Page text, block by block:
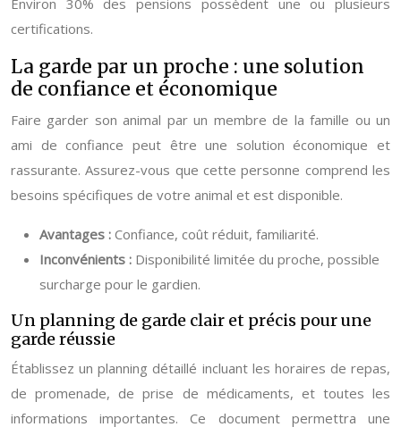
Environ 30% des pensions possèdent une ou plusieurs
certifications.
La garde par un proche : une solution
de confiance et économique
Faire garder son animal par un membre de la famille ou un
ami de confiance peut être une solution économique et
rassurante. Assurez-vous que cette personne comprend les
besoins spécifiques de votre animal et est disponible.
Avantages : Confiance, coût réduit, familiarité.
Inconvénients : Disponibilité limitée du proche, possible
surcharge pour le gardien.
Un planning de garde clair et précis pour une
garde réussie
Établissez un planning détaillé incluant les horaires de repas,
de promenade, de prise de médicaments, et toutes les
informations importantes. Ce document permettra une